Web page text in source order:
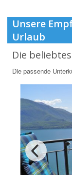
Unsere
Urlaub
Die
Die passende